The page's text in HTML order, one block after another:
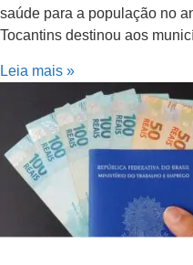
saúde para a população no
Tocantins destinou aos
Leia mais »